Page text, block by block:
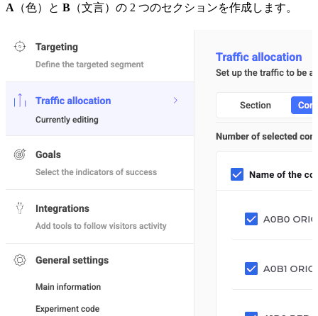
A （色）と B （文言）の 2 つのセクションを作成します。